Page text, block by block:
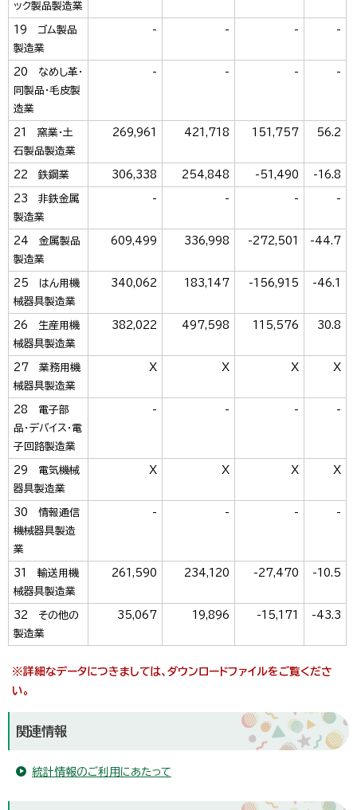
ック製品製造業
19 ゴム製品
製造業
- - - -
20 なめし革・
同製品・毛皮製
造業
- - - -
21 窯業・土
石製品製造業
269,961 421,718 151,757 56.2
22 鉄鋼業 306,338 254,848 -51,490 -16.8
23 非鉄金属
製造業
- - - -
24 金属製品
製造業
609,499 336,998 -272,501 -44.7
25 はん用機
械器具製造業
340,062 183,147 -156,915 -46.1
26 生産用機
械器具製造業
382,022 497,598 115,576 30.8
27 業務用機
械器具製造業
X X X X
28 電子部
品・デバイス・電
子回路製造業
- - - -
29 電気機械
器具製造業
X X X X
30 情報通信
機械器具製造
業
- - - -
31 輸送用機
械器具製造業
261,590 234,120 -27,470 -10.5
32 その他の
製造業
35,067 19,896 -15,171 -43.3
※詳細なデータにつきましては、ダウンロードファイルをご覧くださ
い。
関連情報
統計情報のご利用にあたって